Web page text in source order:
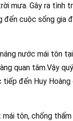
mưa. Gây ra tình
đến cuộc sống gia
nước mái tôn
quan tâm.Vậy
đến Huy Hoàng
tôn, chống thấm